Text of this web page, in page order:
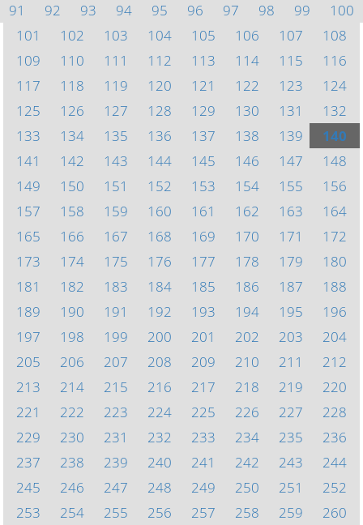
91
92 93 94 95 96 97 98 99
100
101
102 103 104 105 106 107
108
109
110 111 112 113 114 115
116
117
118 119 120 121 122 123
124
125
126 127 128 129 130 131
132
133
134 135 136 137 138 139
140
141
142 143 144 145 146 147
148
149
150 151 152 153 154 155
156
157
158 159 160 161 162 163
164
165
166 167 168 169 170 171
172
173
174 175 176 177 178 179
180
181
182 183 184 185 186 187
188
189
190 191 192 193 194 195
196
197
198 199 200 201 202 203
204
205
206 207 208 209 210 211
212
213
214 215 216 217 218 219
220
221
222 223 224 225 226 227
228
229
230 231 232 233 234 235
236
237
238 239 240 241 242 243
244
245
246 247 248 249 250 251
252
253
254 255 256 257 258 259
260